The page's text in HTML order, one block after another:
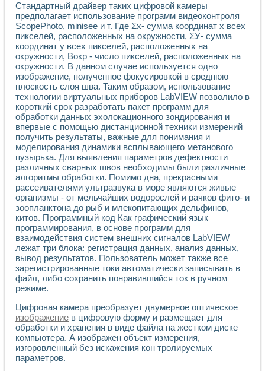
Система сбора данных и управления процессом
Управление температурой газовой среды специальной
Разработка программного обеспечения с
Использование технологий NATIONAL INSTRUMENTS
Оборудование для промышленной термотрансферной
Автоматизация реометрических исследований на базе
Применение измерителя иммитанса для исследова¬ния
Исследование электромагнитных переходных процессов
Стенд для исследования электрических переходных
Автоматизация контроля сварных швов на базе
Измерительный контроль с применением
Моделирование надежности и эффективности систем
Лабораторные практикумы и учебные стенды
Автоматизация лабораторного стенда по измерению
Автоматизированные лабораторные комплексы для
Виртуальный прибор для исследования нелинейных
Использование виртуальных приборов в процесе
Использование программ ELECTRONICS WORKBENCH-
Лабораторный практикум по дисциплине «Цифровые
Лабораторный практикум по ИНС на основе LabVIEW
Лабораторный практикум по основам теории коммутации
Опыт использования NI LabVIEW для создания
Применение LabVIEW для исследования течения в
Создание виртуальной работы «Изучение магнитных
Обратный маятник
Стенд для исследования электрических переходных
Система статистической обработки результатов
Автоматизация лазерно-плазменных измерений с
Модельно-измерительный комплекс. Назначение. Состав.
Стандартный драйвер таких цифровой камеры
предполагает использование программ видеоконтроля
ScopePhoto, minisee и т. Где Σх- сумма координат х всех
пикселей, расположенных на окружности, ΣУ- сумма
координат у всех пикселей, расположенных на
окружности, Вокр - число пикселей, расположенных на
окружности. В данном случае используется одно
изображение, полученное фокусировкой в среднюю
плоскость слоя шва. Таким образом, использование
технологии виртуальных приборов LabVIEW позволило в
короткий срок разработать пакет программ для
обработки данных эхолокационного зондирования и
впервые с помощью дистанционной техники измерений
получить результаты, важные для понимания и
моделирования динамики всплывающего метанового
пузырька. Для выявления параметров дефектности
различных сварных швов необходимы были различные
алгоритмы обработки. Помимо дна, прекрасными
рассеивателями ультразвука в море являются живые
организмы - от мельчайших водорослей и рачков фито- и
зоопланктона до рыб и млекопитающих дельфинов,
китов. Программный код Как графический язык
программирования, в основе программ для
взаимодействия систем внешних сигналов LabVIEW
лежат три блока: регистрация данных, анализ данных,
вывод результатов. Пользователь может также все
зарегистрированные токи автоматически записывать в
файл, либо сохранить понравившийся ток в ручном
режиме.
Цифровая камера преобразует двумерное оптическое
изображение в цифровую форму и размещает для
обработки и хранения в виде файла на жестком диске
компьютера. А изображен объект измерения,
изгоровленный без искажения кон тролируемых
параметров.